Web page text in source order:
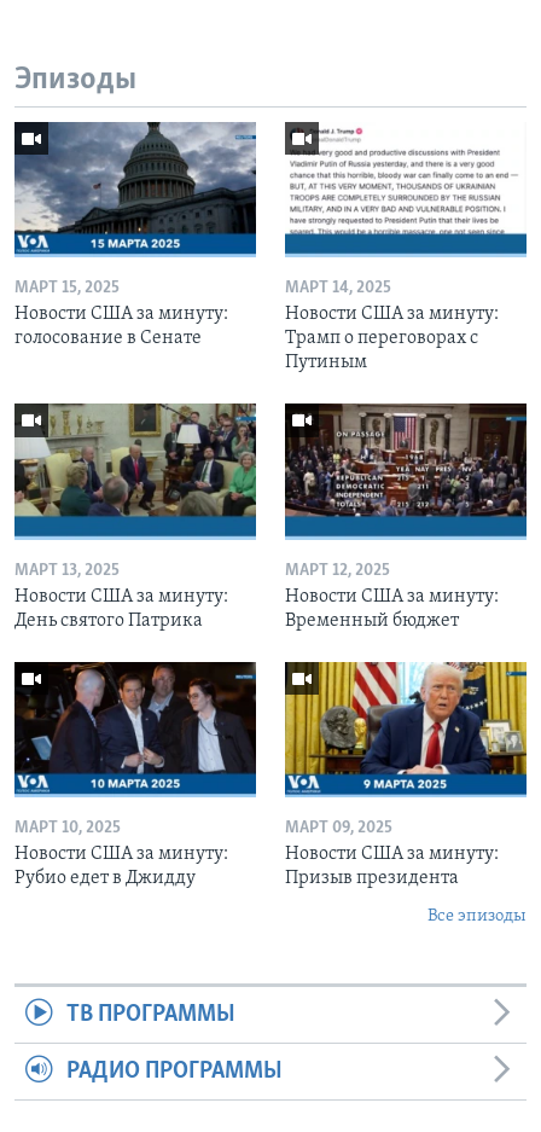
Эпизоды
МАРТ 15, 2025
Новости США за минуту:
голосование в Сенате
МАРТ 14, 2025
Новости США за минуту:
Трамп о переговорах с
Путиным
МАРТ 13, 2025
Новости США за минуту:
День святого Патрика
МАРТ 12, 2025
Новости США за минуту:
Временный бюджет
МАРТ 10, 2025
Новости США за минуту:
Рубио едет в Джидду
МАРТ 09, 2025
Новости США за минуту:
Призыв президента
Все эпизоды
ТВ ПРОГРАММЫ
РАДИО ПРОГРАММЫ